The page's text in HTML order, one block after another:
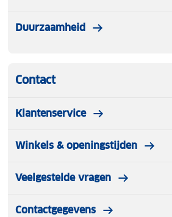
Duurzaamheid
Contact
Klantenservice
Winkels & openingstijden
Veelgestelde vragen
Contactgegevens